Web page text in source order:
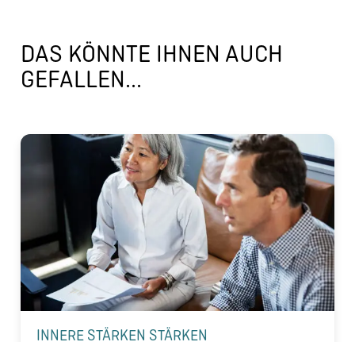
DAS KÖNNTE IHNEN AUCH
GEFALLEN...
INNERE STÄRKEN STÄRKEN